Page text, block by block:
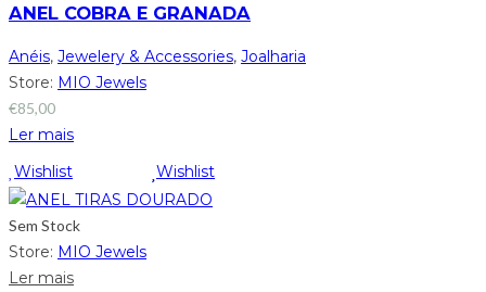
ANEL COBRA E GRANADA
Anéis, Jewelery & Accessories, Joalharia
Store: MIO Jewels
€85,00
Ler mais
Wishlist
Wishlist
Sem Stock
Store: MIO Jewels
Ler mais